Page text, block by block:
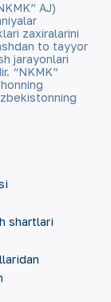
AJ)
zaxiralarini
to tayyor
jarayonlari
“NKMK”
shartlari